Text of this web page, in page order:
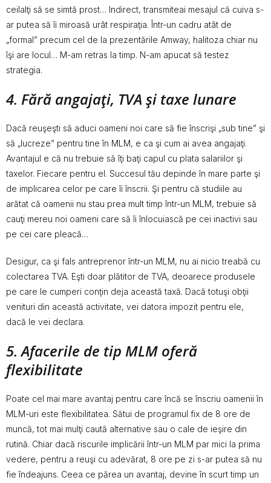
ceilalţi să se simtă prost… Indirect, transmiteai mesajul că cuiva s-
ar putea să îi miroasă urât respiraţia. Într-un cadru atât de
„formal” precum cel de la prezentările Amway, halitoza chiar nu
îşi are locul… M-am retras la timp. N-am apucat să testez
strategia.
4. Fără angajaţi, TVA şi taxe lunare
Dacă reuşeşti să aduci oameni noi care să fie înscrişi „sub tine” şi
să „lucreze” pentru tine în MLM, e ca şi cum ai avea angajaţi.
Avantajul e că nu trebuie să îţi baţi capul cu plata salariilor şi
taxelor. Fiecare pentru el. Succesul tău depinde în mare parte şi
de implicarea celor pe care îi înscrii. Şi pentru că studiile au
arătat că oamenii nu stau prea mult timp într-un MLM, trebuie să
cauţi mereu noi oameni care să îi înlocuiască pe cei inactivi sau
pe cei care pleacă…
Desigur, ca şi fals antreprenor într-un MLM, nu ai nicio treabă cu
colectarea TVA. Eşti doar plătitor de TVA, deoarece produsele
pe care le cumperi conţin deja această taxă. Dacă totuşi obţii
venituri din această activitate, vei datora impozit pentru ele,
dacă le vei declara.
5. Afacerile de tip MLM oferă
flexibilitate
Poate cel mai mare avantaj pentru care încă se înscriu oamenii în
MLM-uri este flexibilitatea. Sătui de programul fix de 8 ore de
muncă, tot mai mulţi caută alternative sau o cale de ieşire din
rutină. Chiar dacă riscurile implicării într-un MLM par mici la prima
vedere, pentru a reuşi cu adevărat, 8 ore pe zi s-ar putea să nu
fie îndeajuns. Ceea ce părea un avantaj, devine în scurt timp un